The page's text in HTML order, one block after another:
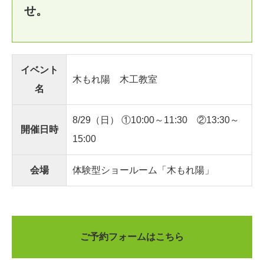
せ。
イベント
名
木もれ陽 木工教室
開催日時
8/29（日） ①10:00～11:30 ②13:30～
15:00
会場 体験型ショールーム「木もれ陽」
ご予約フォームはこちら